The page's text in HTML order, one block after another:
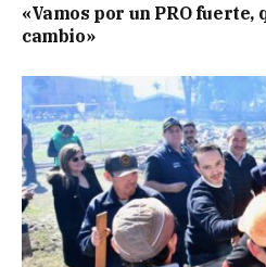
«Vamos por un PRO fuerte,
cambio»